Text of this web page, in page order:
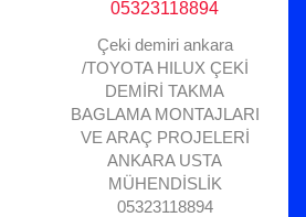
Çeki demiri ankara
/TOYOTA HILUX ÇEKİ
DEMİRİ TAKMA
BAGLAMA MONTAJLARI
VE ARAÇ PROJELERİ
ANKARA USTA
MÜHENDİSLİK
05323118894